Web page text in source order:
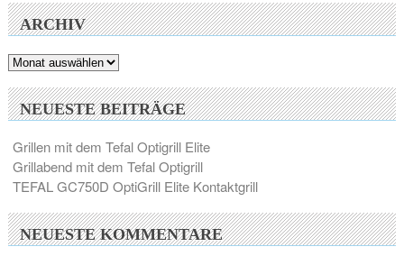
ARCHIV
Archiv
NEUESTE BEITRÄGE
Grillen mit dem Tefal Optigrill Elite
Grillabend mit dem Tefal Optigrill
TEFAL GC750D OptiGrill Elite Kontaktgrill
NEUESTE KOMMENTARE